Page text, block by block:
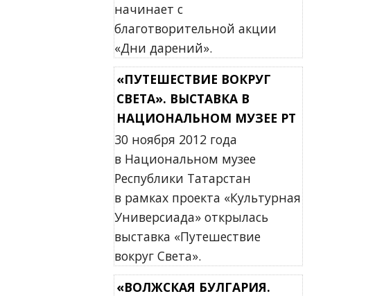
начинает с
благотворительной акции
«Дни дарений».
«ПУТЕШЕСТВИЕ ВОКРУГ
СВЕТА». ВЫСТАВКА В
НАЦИОНАЛЬНОМ МУЗЕЕ РТ
30 ноября 2012 года
в Национальном музее
Республики Татарстан
в рамках проекта «Культурная
Универсиада» открылась
выставка «Путешествие
вокруг Света».
«ВОЛЖСКАЯ БУЛГАРИЯ.